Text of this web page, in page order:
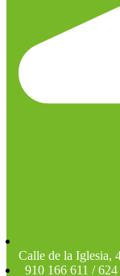
Calle de la Iglesia,
910 166 611 /